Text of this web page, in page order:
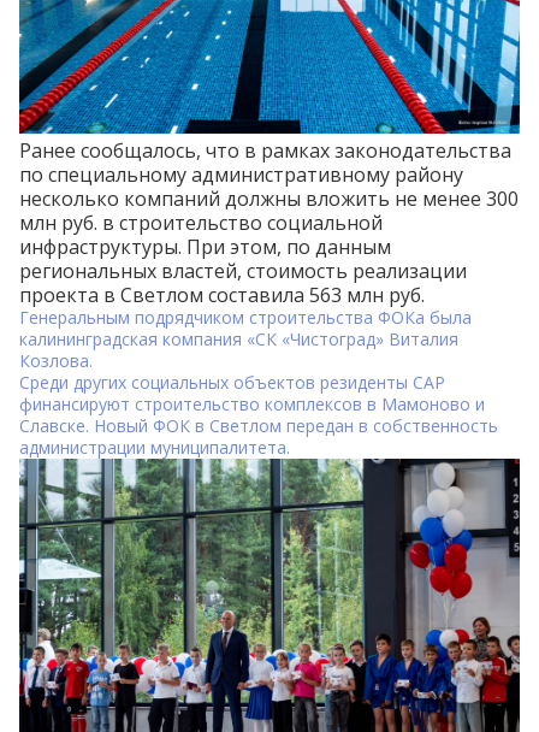
Ранее сообщалось, что в рамках законодательства
по специальному административному району
несколько компаний должны вложить не менее 300
млн руб. в строительство социальной
инфраструктуры. При этом, по данным
региональных властей, стоимость реализации
проекта в Светлом составила 563 млн руб.
Генеральным подрядчиком строительства ФОКа была
калининградская компания «СК «Чистоград» Виталия
Козлова.
Среди других социальных объектов резиденты САР
финансируют строительство комплексов в Мамоново и
Славске. Новый ФОК в Светлом передан в собственность
администрации муниципалитета.